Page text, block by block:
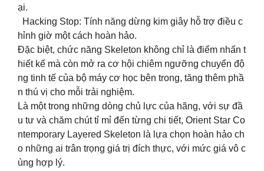
ại.
Hacking Stop: Tính năng dừng kim giây hỗ trợ điều c
hỉnh giờ một cách hoàn hảo.
Đặc biệt, chức năng Skeleton không chỉ là điểm nhấn t
hiết kế mà còn mở ra cơ hội chiêm ngưỡng chuyển độ
ng tinh tế của bộ máy cơ học bên trong, tăng thêm phầ
n thú vị cho mỗi trải nghiệm.
Là một trong những dòng chủ lực của hãng, với sự đầ
u tư và chăm chút tỉ mỉ đến từng chi tiết, Orient Star Co
ntemporary Layered Skeleton là lựa chọn hoàn hảo ch
o những ai trân trọng giá trị đích thực, với mức giá vô c
ùng hợp lý.